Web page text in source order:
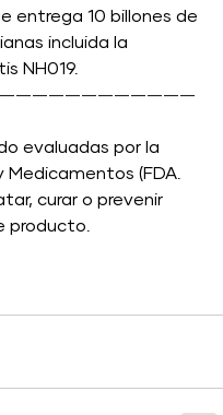
entrega 10 billones de
incluida la
NH019.
evaluadas por la
(FDA.
curar o prevenir
producto.